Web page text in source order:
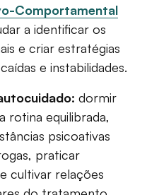
Comportamental
a identificar os
e criar estratégias
e instabilidades.
dormir
rotina equilibrada,
psicoativas
praticar
cultivar relações